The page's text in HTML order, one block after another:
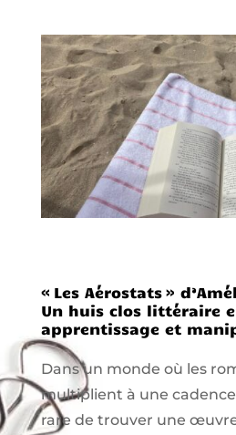
« Les Aérostats »
Un huis clos littéraire
apprentissage et
Dans un monde où les
multiplient à une
rare de trouver une